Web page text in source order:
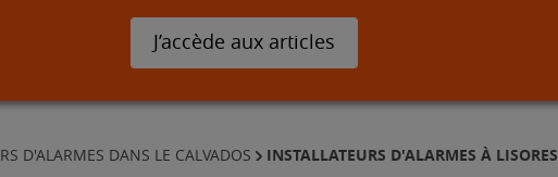
J’accède aux articles
D'ALARMES DANS LE CALVADOS INSTALLATEURS D'ALARMES À LISORES